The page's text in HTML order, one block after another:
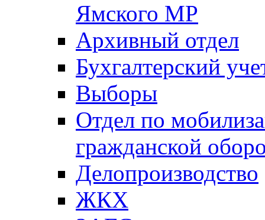
Ямского МР
Архивный отдел
Бухгалтерский
Выборы
Отдел по
гражданской
Делопроизводство
ЖКХ